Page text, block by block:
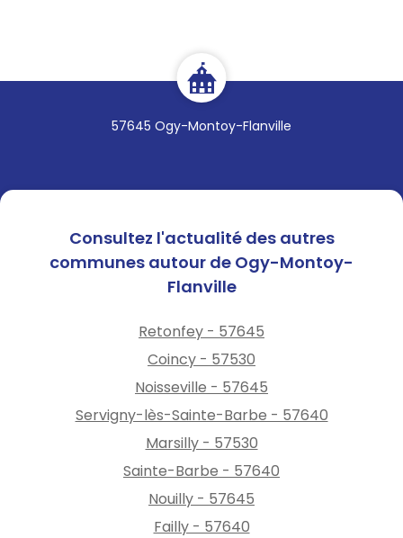
57645 Ogy-Montoy-Flanville
Consultez l'actualité des autres
communes autour de Ogy-Montoy-
Flanville
Retonfey - 57645
Coincy - 57530
Noisseville - 57645
Servigny-lès-Sainte-Barbe - 57640
Marsilly - 57530
Sainte-Barbe - 57640
Nouilly - 57645
Failly - 57640